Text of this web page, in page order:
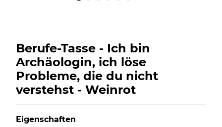
Berufe-Tasse - Ich bin
Archäologin, ich löse
Probleme, die du nicht
verstehst - Weinrot
Eigenschaften